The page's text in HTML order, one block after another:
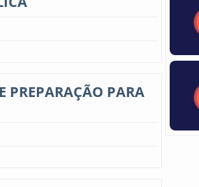
PREPARAÇÃO PARA